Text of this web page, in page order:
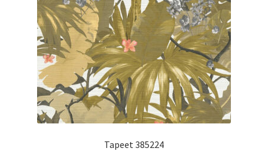
Tapeet 385224